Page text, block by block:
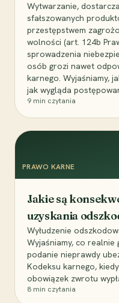
Wytwarzanie,
sfałszowanych
przestępstwem
wolności (art. 124b
sprowadzenia
osób grozi nawet
karnego. Wyjaśniamy,
jak wygląda
9 min czytania
PRAWO KARNE
Jakie są
uzyskania
Wyłudzenie
Wyjaśniamy, co
podanie nieprawdy
Kodeksu karnego,
obowiązek zwrotu
8 min czytania